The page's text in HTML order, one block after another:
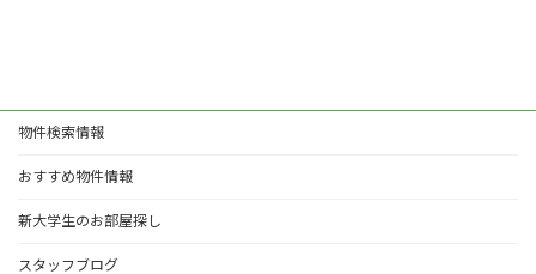
物件検索情報
おすすめ物件情報
新大学生のお部屋探し
スタッフブログ